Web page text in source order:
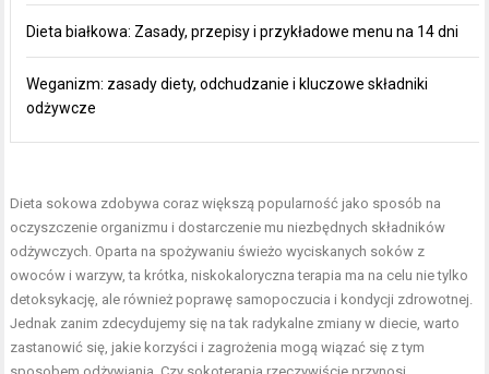
Dieta białkowa: Zasady, przepisy i przykładowe menu na 14 dni
Weganizm: zasady diety, odchudzanie i kluczowe składniki
odżywcze
Dieta sokowa zdobywa coraz większą popularność jako sposób na
oczyszczenie organizmu i dostarczenie mu niezbędnych składników
odżywczych. Oparta na spożywaniu świeżo wyciskanych soków z
owoców i warzyw, ta krótka, niskokaloryczna terapia ma na celu nie tylko
detoksykację, ale również poprawę samopoczucia i kondycji zdrowotnej.
Jednak zanim zdecydujemy się na tak radykalne zmiany w diecie, warto
zastanowić się, jakie korzyści i zagrożenia mogą wiązać się z tym